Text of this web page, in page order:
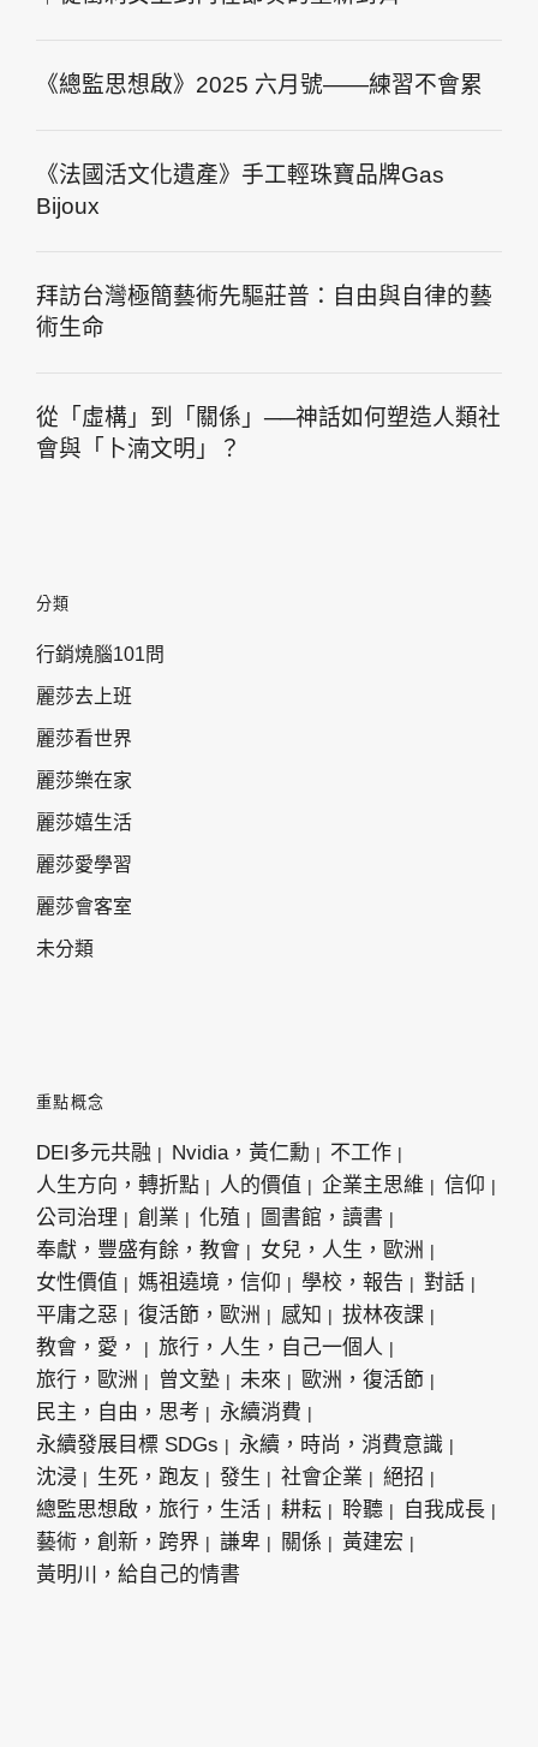
《總監思想啟》2025 六月號——練習不會累
《法國活文化遺產》手工輕珠寶品牌Gas
Bijoux
拜訪台灣極簡藝術先驅莊普：自由與自律的藝
術生命
從「虛構」到「關係」──神話如何塑造人類社
會與「卜湳文明」？
分類
行銷燒腦101問
麗莎去上班
麗莎看世界
麗莎樂在家
麗莎嬉生活
麗莎愛學習
麗莎會客室
未分類
重點概念
DEI多元共融 Nvidia，黃仁勳
不工作
人生方向，轉折點
人的價值 企業主思維
信仰
公司治理
創業 化殖
圖書館，讀書
奉獻，豐盛有餘，教會
女兒，人生，歐洲
女性價值
媽祖遶境，信仰 學校，報告
對話
平庸之惡
復活節，歐洲 感知
拔林夜課
教會，愛，
旅行，人生，自己一個人
旅行，歐洲
曾文塾 未來
歐洲，復活節
民主，自由，思考
永續消費
永續發展目標 SDGs
永續，時尚，消費意識
沈浸
生死，跑友 發生 社會企業
絕招
總監思想啟，旅行，生活
耕耘 聆聽
自我成長
藝術，創新，跨界
謙卑 關係
黃建宏
黃明川，給自己的情書